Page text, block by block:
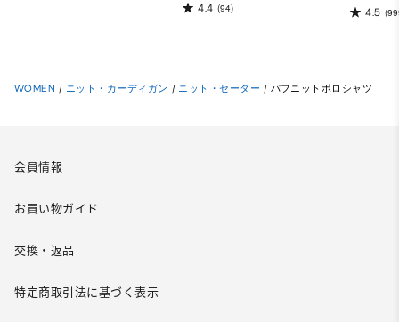
4.4 (94)
4.5
WOMEN / ニット・カーディガン / ニット・セーター / パフニットポロシャツ
会員情報
お買い物ガイド
交換・返品
特定商取引法に基づく表示